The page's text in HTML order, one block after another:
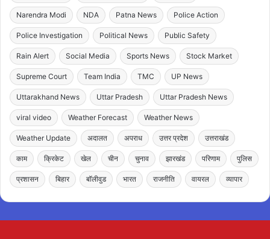
Narendra Modi NDA Patna News Police Action
Police Investigation Political News Public Safety
Rain Alert Social Media Sports News Stock Market
Supreme Court Team India TMC UP News
Uttarakhand News Uttar Pradesh Uttar Pradesh News
viral video Weather Forecast Weather News
Weather Update अदालत अपराध उत्तर प्रदेश उत्तराखंड
काम क्रिकेट खेल चीन चुनाव झारखंड परिणाम पुलिस
प्रशासन बिहार बॉलीवुड भारत राजनीति वायरल व्यापार